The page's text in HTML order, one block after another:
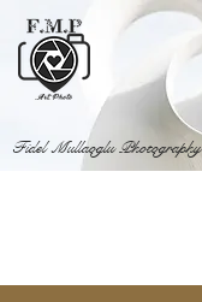
Fidel Mullaoglu Photography